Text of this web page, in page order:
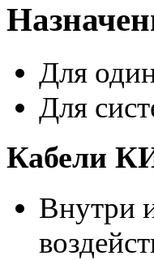
Для
Для
Кабели
Внутри